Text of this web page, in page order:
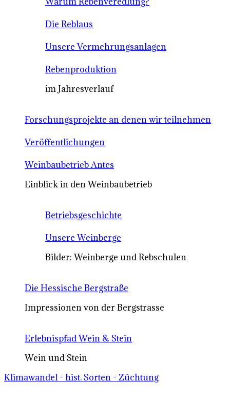
Die Reblaus
Unsere Vermehrungsanlagen
Rebenproduktion
im Jahresverlauf
Forschungsprojekte an denen wir teilnehmen
Veröffentlichungen
Weinbaubetrieb Antes
Einblick in den Weinbaubetrieb
Betriebsgeschichte
Unsere Weinberge
Bilder: Weinberge und Rebschulen
Die Hessische Bergstraße
Impressionen von der Bergstrasse
Erlebnispfad Wein & Stein
Wein und Stein
Klimawandel - hist. Sorten - Züchtung